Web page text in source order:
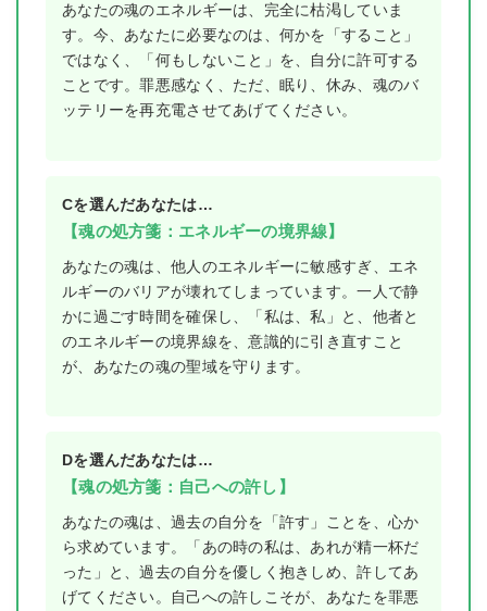
あなたの魂のエネルギーは、完全に枯渇していま
す。今、あなたに必要なのは、何かを「すること」
ではなく、「何もしないこと」を、自分に許可する
ことです。罪悪感なく、ただ、眠り、休み、魂のバ
ッテリーを再充電させてあげてください。
Cを選んだあなたは…
【魂の処方箋：エネルギーの境界線】
あなたの魂は、他人のエネルギーに敏感すぎ、エネ
ルギーのバリアが壊れてしまっています。一人で静
かに過ごす時間を確保し、「私は、私」と、他者と
のエネルギーの境界線を、意識的に引き直すこと
が、あなたの魂の聖域を守ります。
Dを選んだあなたは…
【魂の処方箋：自己への許し】
あなたの魂は、過去の自分を「許す」ことを、心か
ら求めています。「あの時の私は、あれが精一杯だ
った」と、過去の自分を優しく抱きしめ、許してあ
げてください。自己への許しこそが、あなたを罪悪